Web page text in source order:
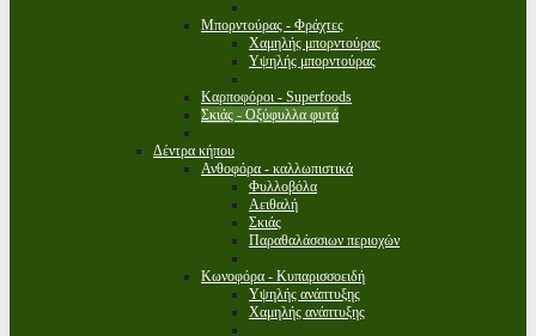
Μπορντούρας - Φράχτες
Χαμηλής μπορντούρας
Υψηλής μπορντούρας
Καρποφόροι - Superfoods
Σκιάς - Οξύφυλλα φυτά
Δέντρα κήπου
Ανθοφόρα - καλλωπιστικά
Φυλλοβόλα
Αειθαλή
Σκιάς
Παραθαλάσσιων περιοχών
Κωνοφόρα - Κυπαρισσοειδή
Υψηλής ανάπτυξης
Χαμηλής ανάπτυξης